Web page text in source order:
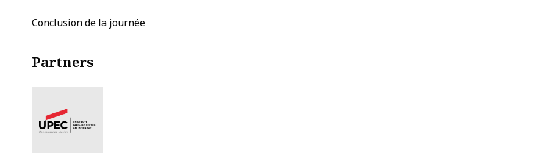
Conclusion de la journée
Partners